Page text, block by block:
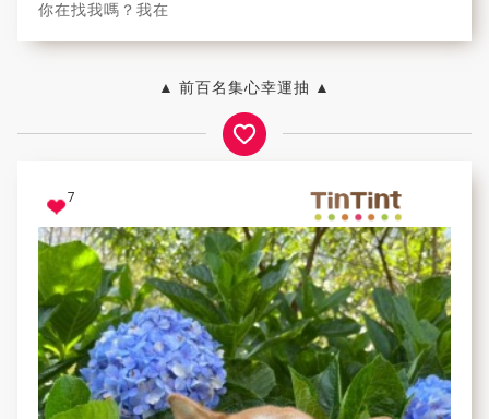
你在找我嗎？我在
▲ 前百名集心幸運抽 ▲
7